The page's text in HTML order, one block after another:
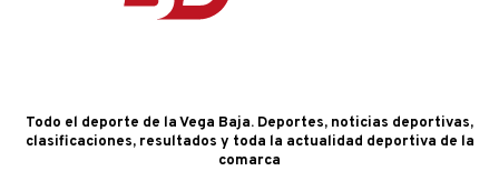
Todo el deporte de la Vega Baja. Deportes, noticias deportivas,
clasificaciones, resultados y toda la actualidad deportiva de la
comarca